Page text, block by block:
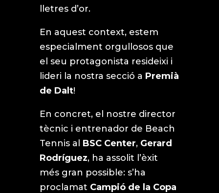
lletres d’or.
En aquest context, estem
especialment orgullosos que
el seu protagonista resideixi i
lideri la nostra secció a Premià
de Dalt!
En concret, el nostre director
tècnic i entrenador de Beach
Tennis al BSC Center, Gerard
Rodríguez, ha assolit l’èxit
més gran possible: s’ha
proclamat Campió de la Copa